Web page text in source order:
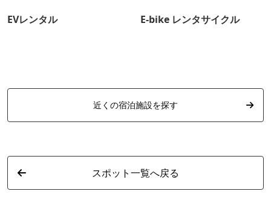
EVレンタル E-bike レンタサイクル
近くの宿泊施設を探す
スポット一覧へ戻る